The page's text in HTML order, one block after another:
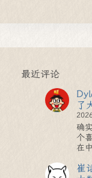
最近评论
了
确
个
在
崔